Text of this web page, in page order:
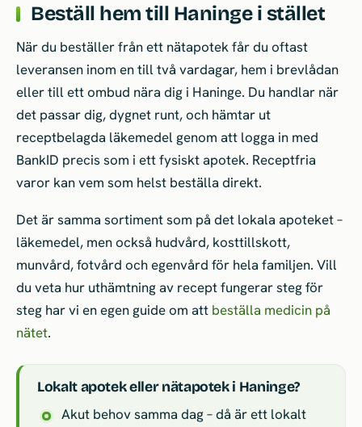
Beställ hem till Haninge i stället
När du beställer från ett nätapotek får du oftast
leveransen inom en till två vardagar, hem i brevlådan
eller till ett ombud nära dig i Haninge. Du handlar när
det passar dig, dygnet runt, och hämtar ut
receptbelagda läkemedel genom att logga in med
BankID precis som i ett fysiskt apotek. Receptfria
varor kan vem som helst beställa direkt.
Det är samma sortiment som på det lokala apoteket –
läkemedel, men också hudvård, kosttillskott,
munvård, fotvård och egenvård för hela familjen. Vill
du veta hur uthämtning av recept fungerar steg för
steg har vi en egen guide om att beställa medicin på
nätet.
Lokalt apotek eller nätapotek i Haninge?
Akut behov samma dag – då är ett lokalt